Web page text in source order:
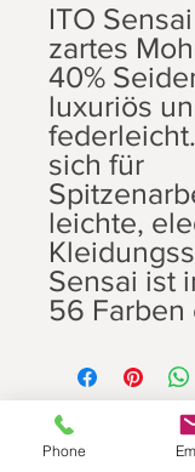
ITO
zartes
40%
luxuriös
sich für
leichte,
Sensai ist
56 Farben
Phone